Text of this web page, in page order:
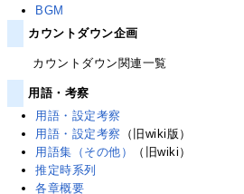
BGM
カウントダウン企画
カウントダウン関連一覧
用語・考察
用語・設定考察
用語・設定考察
（旧wiki版）
用語集（その他）
（旧wiki）
推定時系列
各章概要